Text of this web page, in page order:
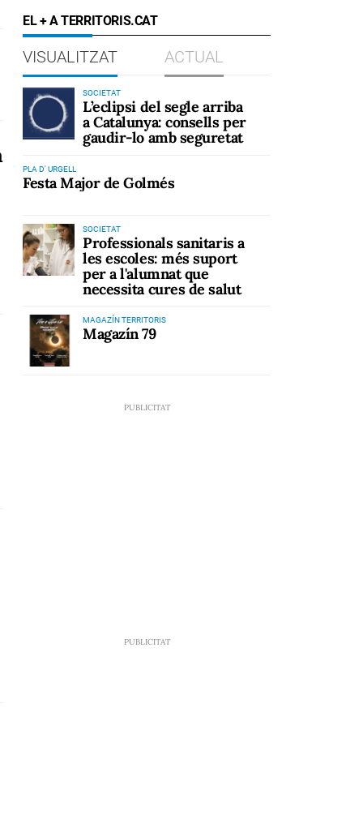
EL + A TERRITORIS.CAT
VISUALITZAT ACTUAL
SOCIETAT
L’eclipsi del segle arriba
a Catalunya: consells per
gaudir-lo amb seguretat
PLA D' URGELL
Festa Major de Golmés
SOCIETAT
Professionals sanitaris a
les escoles: més suport
per a l'alumnat que
necessita cures de salut
MAGAZÍN TERRITORIS
Magazín 79